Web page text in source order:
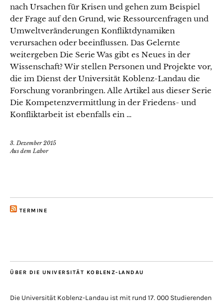
nach Ursachen für Krisen und gehen zum Beispiel
der Frage auf den Grund, wie Ressourcenfragen und
Umweltveränderungen Konfliktdynamiken
verursachen oder beeinflussen. Das Gelernte
weitergeben Die Serie Was gibt es Neues in der
Wissenschaft? Wir stellen Personen und Projekte vor,
die im Dienst der Universität Koblenz-Landau die
Forschung voranbringen. Alle Artikel aus dieser Serie
Die Kompetenzvermittlung in der Friedens- und
Konfliktarbeit ist ebenfalls ein …
3. Dezember 2015
Aus dem Labor
TERMINE
ÜBER DIE UNIVERSITÄT KOBLENZ-LANDAU
Die Universität Koblenz-Landau ist mit rund 17. 000 Studierenden